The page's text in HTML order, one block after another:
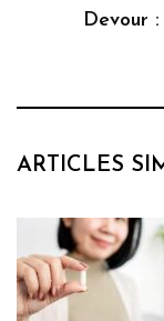
Devour
ARTICLES